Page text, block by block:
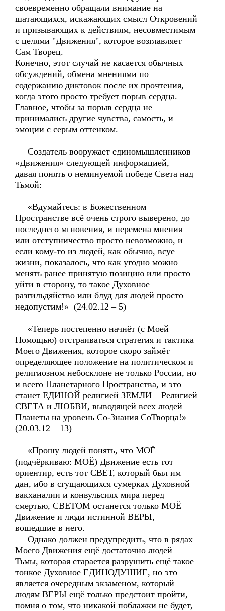
своевременно обращали внимание на
шатающихся, искажающих смысл Откровений
и призывающих к действиям, несовместимым
с целями "Движения", которое возглавляет
Сам Творец.
Конечно, этот случай не касается обычных
обсуждений, обмена мнениями по
содержанию диктовок после их прочтения,
когда этого просто требует порыв сердца.
Главное, чтобы за порыв сердца не
принимались другие чувства, самость, и
эмоции с серым оттенком.
Создатель вооружает единомышленников
«Движения» следующей информацией,
давая понять о неминуемой победе Света над
Тьмой:
«Вдумайтесь: в Божественном
Пространстве всё очень строго выверено, до
последнего мгновения, и перемена мнения
или отступничество просто невозможно, и
если кому-то из людей, как обычно, всуе
жизни, показалось, что как угодно можно
менять ранее принятую позицию или просто
уйти в сторону, то такое Духовное
разгильдяйство или блуд для людей просто
недопустим!» (24.02.12 – 5)
«Теперь постепенно начнёт (с Моей
Помощью) отстраиваться стратегия и тактика
Моего Движения, которое скоро займёт
определяющее положение на политическом и
религиозном небосклоне не только России, но
и всего Планетарного Пространства, и это
станет ЕДИНОЙ религией ЗЕМЛИ – Религией
СВЕТА и ЛЮБВИ, выводящей всех людей
Планеты на уровень Со-Знания СоТворца!»
(20.03.12 – 13)
«Прошу людей понять, что МОЁ
(подчёркиваю: МОЁ) Движение есть тот
ориентир, есть тот СВЕТ, который был им
дан, ибо в сгущающихся сумерках Духовной
вакханалии и конвульсиях мира перед
смертью, СВЕТОМ останется только МОЁ
Движение и люди истинной ВЕРЫ,
вошедшие в него.
Однако должен предупредить, что в рядах
Моего Движения ещё достаточно людей
Тьмы, которая старается разрушить ещё такое
тонкое Духовное ЕДИНОДУШИЕ, но это
является очередным экзаменом, который
людям ВЕРЫ ещё только предстоит пройти,
помня о том, что никакой поблажки не будет,